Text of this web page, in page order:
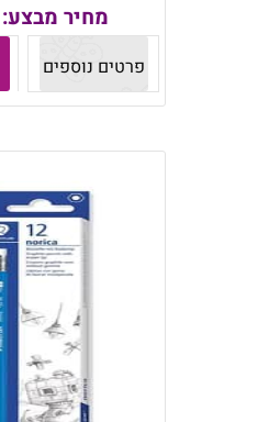
מחיר מבצע:
פרטים נוספים